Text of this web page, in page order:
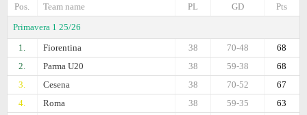
Pos.
Team name Pts
GD
PL
Primavera 1 25/26
1.
Fiorentina 68
70-48
38
2.
Parma U20 68
59-38
38
3.
Cesena 67
70-52
38
4.
Roma 63
59-35
38